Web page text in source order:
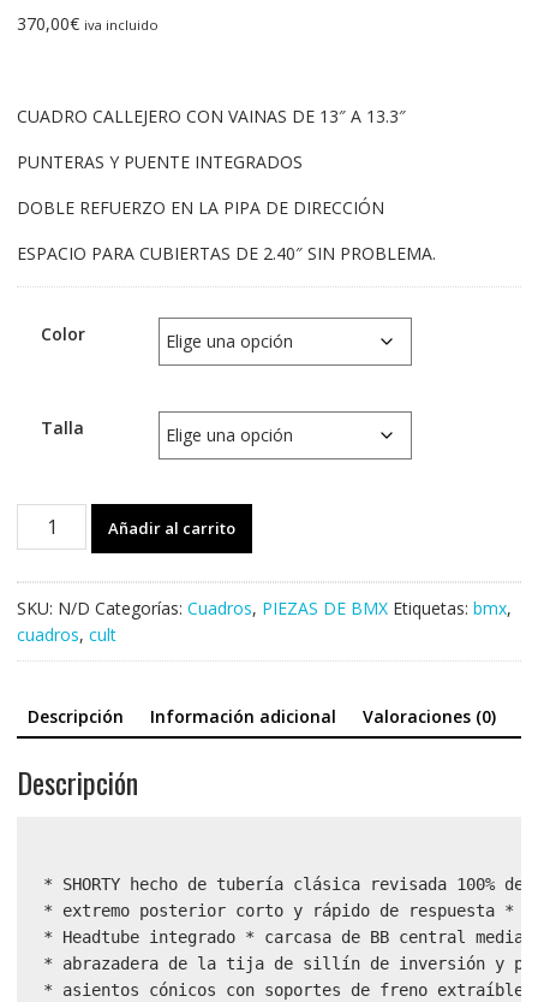
370,00€ iva incluido
CUADRO CALLEJERO CON VAINAS DE 13″ A 13.3″
PUNTERAS Y PUENTE INTEGRADOS
DOBLE REFUERZO EN LA PIPA DE DIRECCIÓN
ESPACIO PARA CUBIERTAS DE 2.40″ SIN PROBLEMA.
Color
Talla
Cuadro
Hernandez
2020
Añadir al carrito
SKU: N/D Categorías: Cuadros, PIEZAS DE BMX Etiquetas: bmx,
cuadros, cult
Descripción Información adicional Valoraciones (0)
Descripción
* SHORTY hecho de tubería clásica revisada 100%
* extremo posterior corto y rápido de respuesta *
* Headtube integrado * carcasa de BB central media
* abrazadera de la tija de sillín de inversión y
* asientos cónicos con soportes de freno